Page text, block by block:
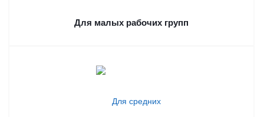
Для малых рабочих групп